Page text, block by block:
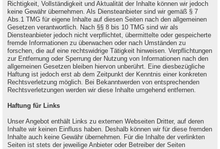
Richtigkeit, Vollständigkeit und Aktualität der Inhalte können wir jedoch
keine Gewähr übernehmen. Als Diensteanbieter sind wir gemäß § 7
Abs.1 TMG für eigene Inhalte auf diesen Seiten nach den allgemeinen
Gesetzen verantwortlich. Nach §§ 8 bis 10 TMG sind wir als
Diensteanbieter jedoch nicht verpflichtet, übermittelte oder gespeicherte
fremde Informationen zu überwachen oder nach Umständen zu
forschen, die auf eine rechtswidrige Tätigkeit hinweisen. Verpflichtungen
zur Entfernung oder Sperrung der Nutzung von Informationen nach den
allgemeinen Gesetzen bleiben hiervon unberührt. Eine diesbezügliche
Haftung ist jedoch erst ab dem Zeitpunkt der Kenntnis einer konkreten
Rechtsverletzung möglich. Bei Bekanntwerden von entsprechenden
Rechtsverletzungen werden wir diese Inhalte umgehend entfernen.
Haftung für Links
Unser Angebot enthält Links zu externen Webseiten Dritter, auf deren
Inhalte wir keinen Einfluss haben. Deshalb können wir für diese fremden
Inhalte auch keine Gewähr übernehmen. Für die Inhalte der verlinkten
Seiten ist stets der jeweilige Anbieter oder Betreiber der Seiten